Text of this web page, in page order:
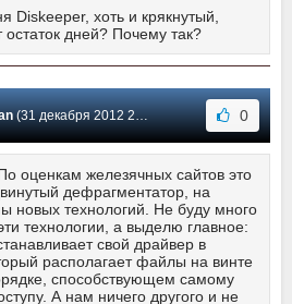
Diskeeper, хоть и крякнутый,
остаток дней? Почему так?
(31 декабря 2012 20:12) Сообщение #16 0
оценкам железячных сайтов это
дефрагментатор, на
новых технологий. Не буду много
технологии, а выделю главное:
свой драйвер в
располагает файлы на винте
способствующем самому
А нам ничего другого и не